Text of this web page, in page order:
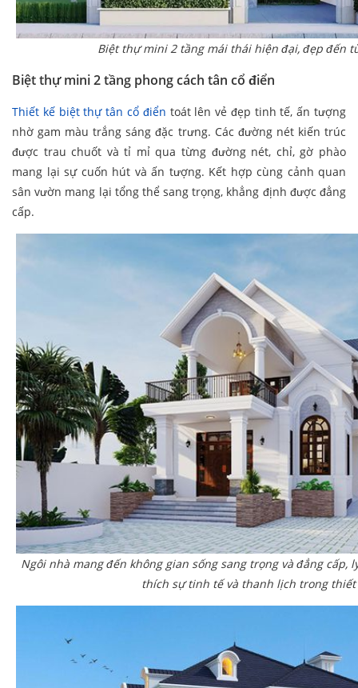
Biệt thự mini 2 tầng mái thái hiện đại, đẹp đến
Biệt thự mini 2 tầng phong cách tân cổ điển
Thiết kế biệt thự tân cổ điển toát lên vẻ đẹp tinh tế, ấn tượng
nhờ gam màu trắng sáng đặc trưng. Các đường nét kiến trúc
được trau chuốt và tỉ mỉ qua từng đường nét, chỉ, gờ phào
mang lại sự cuốn hút và ấn tượng. Kết hợp cùng cảnh quan
sân vườn mang lại tổng thể sang trọng, khẳng định được đẳng
cấp.
Ngôi nhà mang đến không gian sống sang trọng và đẳng cấp,
thích sự tinh tế và thanh lịch trong thiết